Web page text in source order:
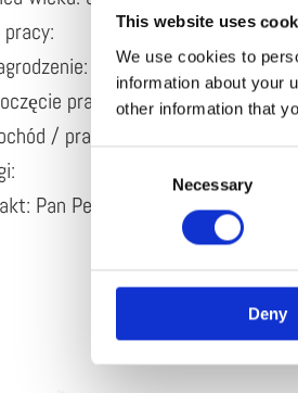
This website uses
We use cookies to
information about your
other information that
Necessary
Deny
pracy:
pracy: do uzgodnienia
/ prawo jazdy: tak/tak
Pan Peters / Pan Vöcker, tel.